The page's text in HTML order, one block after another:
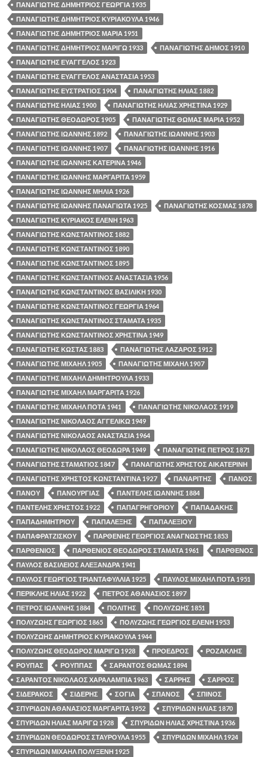
ΠΑΝΑΓΙΩΤΗΣ ΔΗΜΗΤΡΙΟΣ ΓΕΩΡΓΙΑ 1935
ΠΑΝΑΓΙΩΤΗΣ ΔΗΜΗΤΡΙΟΣ ΚΥΡΙΑΚΟΥΛΑ 1946
ΠΑΝΑΓΙΩΤΗΣ ΔΗΜΗΤΡΙΟΣ ΜΑΡΙΑ 1951
ΠΑΝΑΓΙΩΤΗΣ ΔΗΜΗΤΡΙΟΣ ΜΑΡΙΓΩ 1933
ΠΑΝΑΓΙΩΤΗΣ ΔΗΜΟΣ 1910
ΠΑΝΑΓΙΩΤΗΣ ΕΥΑΓΓΕΛΟΣ 1923
ΠΑΝΑΓΙΩΤΗΣ ΕΥΑΓΓΕΛΟΣ ΑΝΑΣΤΑΣΙΑ 1953
ΠΑΝΑΓΙΩΤΗΣ ΕΥΣΤΡΑΤΙΟΣ 1904
ΠΑΝΑΓΙΩΤΗΣ ΗΛΙΑΣ 1882
ΠΑΝΑΓΙΩΤΗΣ ΗΛΙΑΣ 1900
ΠΑΝΑΓΙΩΤΗΣ ΗΛΙΑΣ ΧΡΗΣΤΙΝΑ 1929
ΠΑΝΑΓΙΩΤΗΣ ΘΕΟΔΩΡΟΣ 1905
ΠΑΝΑΓΙΩΤΗΣ ΘΩΜΑΣ ΜΑΡΙΑ 1952
ΠΑΝΑΓΙΩΤΗΣ ΙΩΑΝΝΗΣ 1892
ΠΑΝΑΓΙΩΤΗΣ ΙΩΑΝΝΗΣ 1903
ΠΑΝΑΓΙΩΤΗΣ ΙΩΑΝΝΗΣ 1907
ΠΑΝΑΓΙΩΤΗΣ ΙΩΑΝΝΗΣ 1916
ΠΑΝΑΓΙΩΤΗΣ ΙΩΑΝΝΗΣ ΚΑΤΕΡΙΝΑ 1946
ΠΑΝΑΓΙΩΤΗΣ ΙΩΑΝΝΗΣ ΜΑΡΓΑΡΙΤΑ 1959
ΠΑΝΑΓΙΩΤΗΣ ΙΩΑΝΝΗΣ ΜΗΛΙΑ 1926
ΠΑΝΑΓΙΩΤΗΣ ΙΩΑΝΝΗΣ ΠΑΝΑΓΙΩΤΑ 1925
ΠΑΝΑΓΙΩΤΗΣ ΚΟΣΜΑΣ 1878
ΠΑΝΑΓΙΩΤΗΣ ΚΥΡΙΑΚΟΣ ΕΛΕΝΗ 1963
ΠΑΝΑΓΙΩΤΗΣ ΚΩΝΣΤΑΝΤΙΝΟΣ 1882
ΠΑΝΑΓΙΩΤΗΣ ΚΩΝΣΤΑΝΤΙΝΟΣ 1890
ΠΑΝΑΓΙΩΤΗΣ ΚΩΝΣΤΑΝΤΙΝΟΣ 1895
ΠΑΝΑΓΙΩΤΗΣ ΚΩΝΣΤΑΝΤΙΝΟΣ ΑΝΑΣΤΑΣΙΑ 1956
ΠΑΝΑΓΙΩΤΗΣ ΚΩΝΣΤΑΝΤΙΝΟΣ ΒΑΣΙΛΙΚΗ 1930
ΠΑΝΑΓΙΩΤΗΣ ΚΩΝΣΤΑΝΤΙΝΟΣ ΓΕΩΡΓΙΑ 1964
ΠΑΝΑΓΙΩΤΗΣ ΚΩΝΣΤΑΝΤΙΝΟΣ ΣΤΑΜΑΤΑ 1935
ΠΑΝΑΓΙΩΤΗΣ ΚΩΝΣΤΑΝΤΙΝΟΣ ΧΡΗΣΤΙΝΑ 1949
ΠΑΝΑΓΙΩΤΗΣ ΚΩΣΤΑΣ 1883
ΠΑΝΑΓΙΩΤΗΣ ΛΑΖΑΡΟΣ 1912
ΠΑΝΑΓΙΩΤΗΣ ΜΙΧΑΗΛ 1905
ΠΑΝΑΓΙΩΤΗΣ ΜΙΧΑΗΛ 1907
ΠΑΝΑΓΙΩΤΗΣ ΜΙΧΑΗΛ ΔΗΜΗΤΡΟΥΛΑ 1933
ΠΑΝΑΓΙΩΤΗΣ ΜΙΧΑΗΛ ΜΑΡΓΑΡΙΤΑ 1926
ΠΑΝΑΓΙΩΤΗΣ ΜΙΧΑΗΛ ΠΟΤΑ 1941
ΠΑΝΑΓΙΩΤΗΣ ΝΙΚΟΛΑΟΣ 1919
ΠΑΝΑΓΙΩΤΗΣ ΝΙΚΟΛΑΟΣ ΑΓΓΕΛΙΚΩ 1949
ΠΑΝΑΓΙΩΤΗΣ ΝΙΚΟΛΑΟΣ ΑΝΑΣΤΑΣΙΑ 1964
ΠΑΝΑΓΙΩΤΗΣ ΝΙΚΟΛΑΟΣ ΘΕΟΔΩΡΑ 1949
ΠΑΝΑΓΙΩΤΗΣ ΠΕΤΡΟΣ 1871
ΠΑΝΑΓΙΩΤΗΣ ΣΤΑΜΑΤΙΟΣ 1847
ΠΑΝΑΓΙΩΤΗΣ ΧΡΗΣΤΟΣ ΑΙΚΑΤΕΡΙΝΗ
ΠΑΝΑΓΙΩΤΗΣ ΧΡΗΣΤΟΣ ΚΩΝΣΤΑΝΤΙΝΑ 1927
ΠΑΝΑΡΙΤΗΣ
ΠΑΝΟΣ
ΠΑΝΟΥ
ΠΑΝΟΥΡΓΙΑΣ
ΠΑΝΤΕΛΗΣ ΙΩΑΝΝΗΣ 1884
ΠΑΝΤΕΛΗΣ ΧΡΗΣΤΟΣ 1922
ΠΑΠΑΓΡΗΓΟΡΙΟΥ
ΠΑΠΑΔΑΚΗΣ
ΠΑΠΑΔΗΜΗΤΡΙΟΥ
ΠΑΠΑΛΕΞΗΣ
ΠΑΠΑΛΕΞΙΟΥ
ΠΑΠΑΦΡΑΤΖΙΣΚΟΥ
ΠΑΡΘΕΝΗΣ ΓΕΩΡΓΙΟΣ ΑΝΑΓΝΩΣΤΗΣ 1853
ΠΑΡΘΕΝΙΟΣ
ΠΑΡΘΕΝΙΟΣ ΘΕΟΔΩΡΟΣ ΣΤΑΜΑΤΑ 1961
ΠΑΡΘΕΝΟΣ
ΠΑΥΛΟΣ ΒΑΣΙΛΕΙΟΣ ΑΛΕΞΑΝΔΡΑ 1941
ΠΑΥΛΟΣ ΓΕΩΡΓΙΟΣ ΤΡΙΑΝΤΑΦΥΛΛΙΑ 1925
ΠΑΥΛΟΣ ΜΙΧΑΗΛ ΠΟΤΑ 1951
ΠΕΡΙΚΛΗΣ ΗΛΙΑΣ 1922
ΠΕΤΡΟΣ ΑΘΑΝΑΣΙΟΣ 1897
ΠΕΤΡΟΣ ΙΩΑΝΝΗΣ 1884
ΠΟΛΙΤΗΣ
ΠΟΛΥΖΩΗΣ 1851
ΠΟΛΥΖΩΗΣ ΓΕΩΡΓΙΟΣ 1865
ΠΟΛΥΖΩΗΣ ΓΕΩΡΓΙΟΣ ΕΛΕΝΗ 1953
ΠΟΛΥΖΩΗΣ ΔΗΜΗΤΡΙΟΣ ΚΥΡΙΑΚΟΥΛΑ 1944
ΠΟΛΥΖΩΗΣ ΘΕΟΔΩΡΟΣ ΜΑΡΙΓΩ 1928
ΠΡΟΕΔΡΟΣ
ΡΟΖΑΚΛΗΣ
ΡΟΥΠΑΣ
ΡΟΥΠΠΑΣ
ΣΑΡΑΝΤΟΣ ΘΩΜΑΣ 1894
ΣΑΡΑΝΤΟΣ ΝΙΚΟΛΑΟΣ ΧΑΡΑΛΑΜΠΙΑ 1963
ΣΑΡΡΗΣ
ΣΑΡΡΟΣ
ΣΙΔΕΡΑΚΟΣ
ΣΙΔΕΡΗΣ ΣΟΓΙΑ ΣΠΑΝΟΣ
ΣΠΙΝΟΣ
ΣΠΥΡΙΔΩΝ ΑΘΑΝΑΣΙΟΣ ΜΑΡΓΑΡΙΤΑ 1952
ΣΠΥΡΙΔΩΝ ΗΛΙΑΣ 1870
ΣΠΥΡΙΔΩΝ ΗΛΙΑΣ ΜΑΡΙΓΩ 1928
ΣΠΥΡΙΔΩΝ ΗΛΙΑΣ ΧΡΗΣΤΙΝΑ 1936
ΣΠΥΡΙΔΩΝ ΘΕΟΔΩΡΟΣ ΣΤΑΥΡΟΥΛΑ 1955
ΣΠΥΡΙΔΩΝ ΜΙΧΑΗΛ 1924
ΣΠΥΡΙΔΩΝ ΜΙΧΑΗΛ ΠΟΛΥΞΕΝΗ 1925